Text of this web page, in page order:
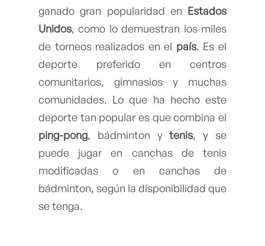
ganado gran popularidad en Estados
Unidos, como lo demuestran los miles
de torneos realizados en el país. Es el
deporte preferido en centros
comunitarios, gimnasios y muchas
comunidades. Lo que ha hecho este
deporte tan popular es que combina el
ping-pong, bádminton ytenis, y se
puede jugar en canchas de tenis
modificadas o en canchas de
bádminton, según la disponibilidad que
se tenga.